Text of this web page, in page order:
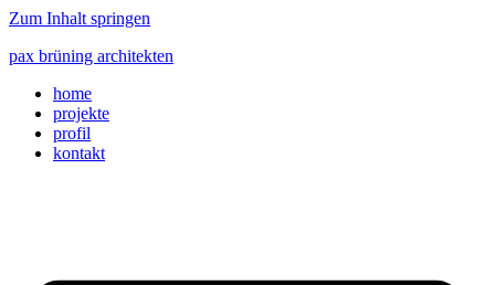
Zum Inhalt springen
pax brüning architekten
home
projekte
profil
kontakt